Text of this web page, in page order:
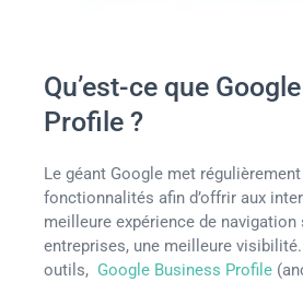
Qu’est-ce que
Profile ?
Le géant Google met
fonctionnalités afin d’offrir aux
meilleure expérience de navigation
entreprises, une meilleure
outils, Google Business Profile